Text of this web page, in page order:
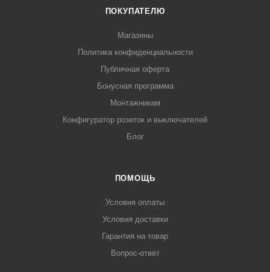
ПОКУПАТЕЛЮ
Магазины
Политика конфиденциальности
Публичная оферта
Бонусная программа
Монтажникам
Конфигуратор розеток и выключателей
Блог
ПОМОЩЬ
Условия оплаты
Условия доставки
Гарантия на товар
Вопрос-ответ